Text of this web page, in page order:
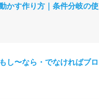
かす作り方｜条件分岐の使
し〜なら・でなければブロ